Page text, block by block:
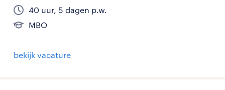
40 uur, 5 dagen p.w.
MBO
bekijk vacature